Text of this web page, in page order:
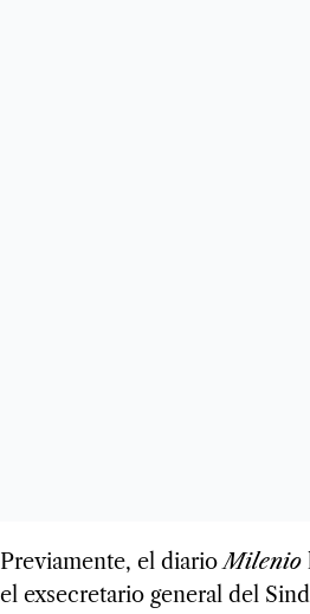
Previamente, el diarioMilenio
el exsecretario general del